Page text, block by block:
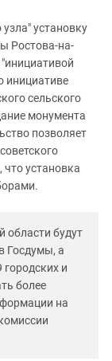
установку
Ростова-на-
инициативе
сельского
монумента
позволяет
установка
области будут
Госдумы, а
и
более
на